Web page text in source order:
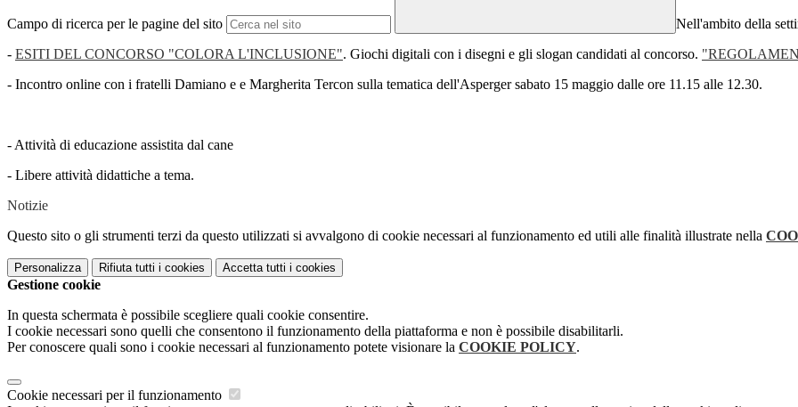
Campo di ricerca per le pagine del sito
Nell'ambito della
- ESITI DEL CONCORSO "COLORA L'INCLUSIONE". Giochi digitali con i disegni e gli slogan candidati al concorso.
- Incontro online con i fratelli Damiano e e Margherita Tercon sulla tematica dell'Asperger sabato 15 maggio dalle ore 11.15 alle 12.30.
- Attività di educazione assistita dal cane
- Libere attività didattiche a tema.
Notizie
Questo sito o gli strumenti terzi da questo utilizzati si avvalgono di cookie necessari al funzionamento ed utili alle finalità illustrate nella
Personalizza Rifiuta tutti i cookies Accetta tutti i cookies
Gestione cookie
In questa schermata è possibile scegliere quali cookie consentire.
I cookie necessari sono quelli che consentono il funzionamento della piattaforma e non è possibile disabilitarli.
Per conoscere quali sono i cookie necessari al funzionamento potete visionare la COOKIE POLICY.
Cookie necessari per il funzionamento